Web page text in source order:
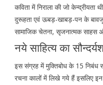
कविता में निराला की जो केन्द्रीयता
दुरूहता एवं ऊबड़-खाबड़-पन के
सामाजिक चेतना, सृजनात्मक साहस
नये साहित्य का
इस संग्रह में मुक्तिबोध के 15 निबंध
रचना कालों में लिखे गये हैं इसलिए